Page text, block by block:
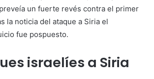
un fuerte revés contra el primer
la noticia del ataque a Siria el
fue pospuesto.
israelíes a Siria